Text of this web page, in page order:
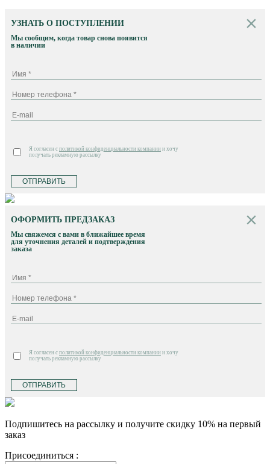
УЗНАТЬ О ПОСТУПЛЕНИИ
Мы сообщим, когда товар снова появится
в наличии
Я согласен с политикой конфиденциальности компании и хочу
получать рекламную рассылку
ОТПРАВИТЬ
ОФОРМИТЬ ПРЕДЗАКАЗ
Мы свяжемся с вами в ближайшее время
для уточнения деталей и подтверждения
заказа
Я согласен с политикой конфиденциальности компании и хочу
получать рекламную рассылку
ОТПРАВИТЬ
Подпишитесь на рассылку и получите скидку 10% на первый
заказ
Присоединиться :